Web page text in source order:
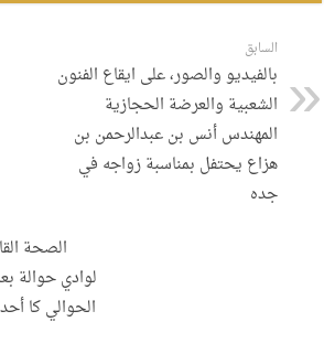
السابق
بالفيديو والصور، على ايقاع الفنون
الشعبية والعرضة الحجازية
المهندس أنس بن عبدالرحمن بن
هزاع يحتفل بمناسبة زواجه في
جده
الصحة
لوادي حوالة
الحوالي كا